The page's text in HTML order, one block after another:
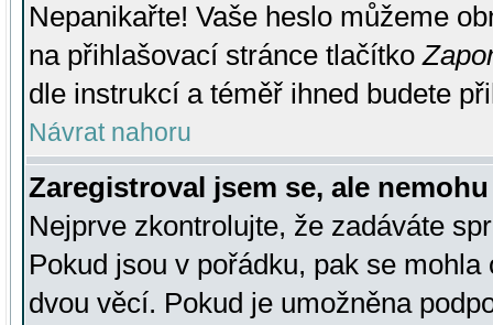
Nepanikařte! Vaše heslo můžeme
na přihlašovací stránce tlačítko
dle instrukcí a téměř ihned budete
Návrat nahoru
Zaregistroval jsem se, ale
Nejprve zkontrolujte, že zadáváte
Pokud jsou v pořádku, pak se
dvou věcí. Pokud je umožněna